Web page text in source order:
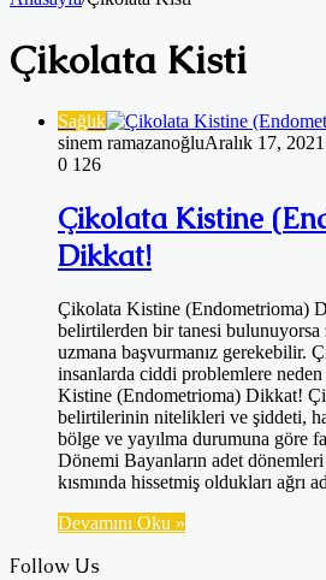
Çikolata Kisti
Sağlık
sinem ramazanoğluAralık 17, 2021
0 126
Çikolata Kistine
Dikkat!
Çikolata Kistine (Endometrioma)
belirtilerden bir tanesi bulunuyorsa
uzmana başvurmanız gerekebilir.
insanlarda ciddi problemlere
Kistine (Endometrioma) Dikkat!
belirtilerinin nitelikleri ve şiddeti,
bölge ve yayılma durumuna göre
Dönemi Bayanların adet
kısmında hissetmiş oldukları ağrı
Devamını Oku »
Follow Us